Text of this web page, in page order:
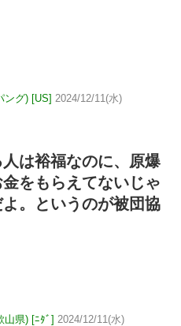
ング) [US] 2024/12/11(水)
は裕福なのに、原爆
をもらえてないじゃ
。というのが被団協
山県) [ﾆﾀﾞ] 2024/12/11(水)